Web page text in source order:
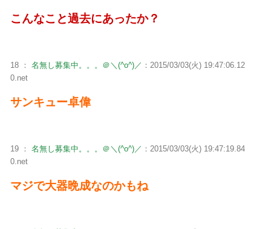
こんなこと過去にあったか？
18 ： 名無し募集中。。。＠＼(^o^)／ ：2015/03/03(火) 19:47:06.12
0.net
サンキュー卓偉
19 ： 名無し募集中。。。＠＼(^o^)／ ：2015/03/03(火) 19:47:19.84
0.net
マジで大器晩成なのかもね